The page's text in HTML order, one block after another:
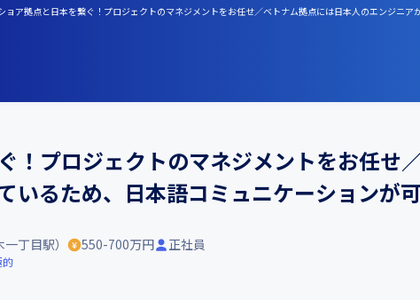
ア拠点と日本を繋ぐ！プロジェクトのマネジメントをお任せ／ベトナム拠点には日本人のエンジニ
！プロジェクトのマネジメントをお任せ
いるため、日本語コミュニケーションが
丁目駅） 550-700万円 正社員
的